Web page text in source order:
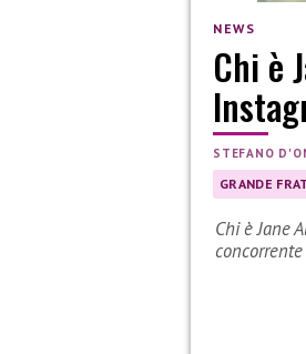
NEWS
Chi è
STEFANO
GRANDE
Chi è Jane